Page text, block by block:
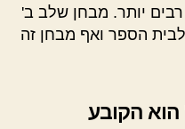
רבים יותר. מבחן שלב ב'
לבית הספר ואף מבחן זה
הקובע